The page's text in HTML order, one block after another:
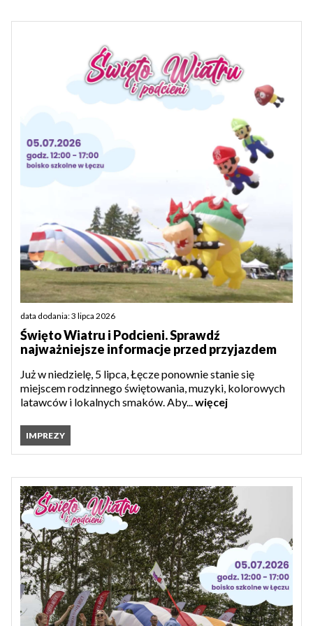
data dodania: 3 lipca 2026
Święto Wiatru i Podcieni. Sprawdź
najważniejsze informacje przed przyjazdem
Już w niedzielę, 5 lipca, Łęcze ponownie stanie się
miejscem rodzinnego świętowania, muzyki, kolorowych
latawców i lokalnych smaków. Aby... więcej
IMPREZY